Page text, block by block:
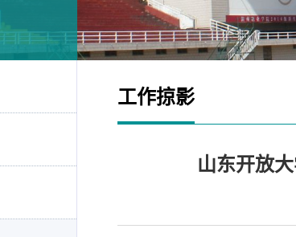
工作掠影
山东开放